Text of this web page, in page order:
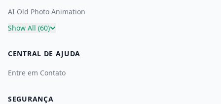
AI Old Photo Animation
Show All (60)
CENTRAL DE AJUDA
Entre em Contato
SEGURANÇA